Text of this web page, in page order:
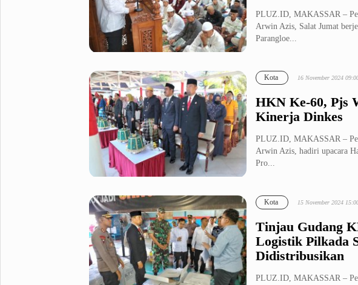
PLUZ.ID, MAKASSAR –
Arwin Azis, Salat Jumat
Parangloe...
HKN Ke-60, Pjs
Kinerja Dinkes
Kota 16 November 2024
PLUZ.ID, MAKASSAR –
Arwin Azis, hadiri upacara
Pro...
Tinjau Gudang
Logistik Pilkada
Didistribusikan
Kota 15 November 2024
PLUZ.ID, MAKASSAR –